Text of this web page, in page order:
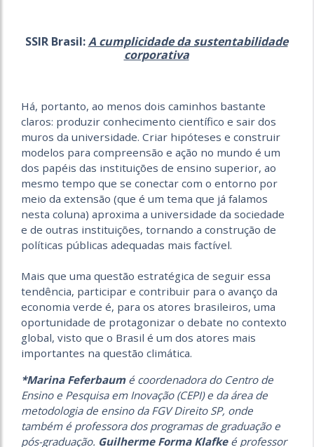
SSIR Brasil:A cumplicidade da sustentabilidade
corporativa
Há, portanto, ao menos dois caminhos bastante
claros: produzir conhecimento científico e sair dos
muros da universidade. Criar hipóteses e construir
modelos para compreensão e ação no mundo é um
dos papéis das instituições de ensino superior, ao
mesmo tempo que se conectar com o entorno por
meio da extensão (que é um tema que já falamos
nesta coluna) aproxima a universidade da sociedade
e de outras instituições, tornando a construção de
políticas públicas adequadas mais factível.
Mais que uma questão estratégica de seguir essa
tendência, participar e contribuir para o avanço da
economia verde é, para os atores brasileiros, uma
oportunidade de protagonizar o debate no contexto
global, visto que o Brasil é um dos atores mais
importantes na questão climática.
*Marina Feferbaum é coordenadora do Centro de
Ensino e Pesquisa em Inovação (CEPI) e da área de
metodologia de ensino da FGV Direito SP, onde
também é professora dos programas de graduação e
pós-graduação. Guilherme Forma Klafkeé professor